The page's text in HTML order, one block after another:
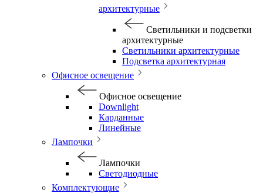
архитектурные
Светильники и подсветки
архитектурные
Светильники архитектурные
Подсветка архитектурная
Офисное освещение
Офисное освещение
Downlight
Карданные
Линейные
Лампочки
Лампочки
Светодиодные
Комплектующие